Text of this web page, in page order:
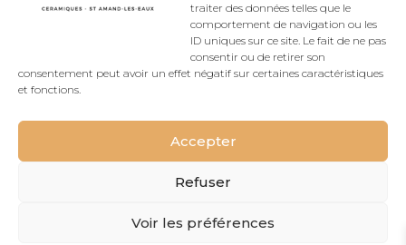
traiter des données telles que le
comportement de navigation ou les
ID uniques sur ce site. Le fait de ne pas
consentir ou de retirer son
consentement peut avoir un effet négatif sur certaines caractéristiques
et fonctions.
Accepter
Refuser
Voir les préférences
Accueil du site
Politique de confidentialité